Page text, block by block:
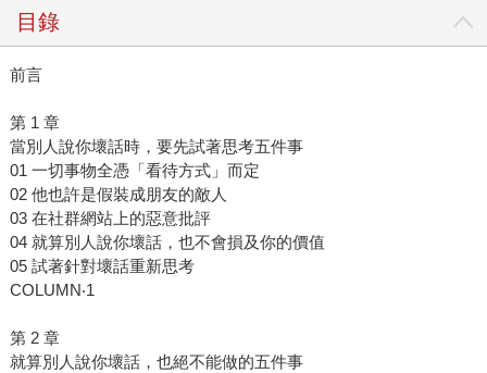
目錄
前言
第 1 章
當別人說你壞話時，要先試著思考五件事
01 一切事物全憑「看待方式」而定
02 他也許是假裝成朋友的敵人
03 在社群網站上的惡意批評
04 就算別人說你壞話，也不會損及你的價值
05 試著針對壞話重新思考
COLUMN‧1
第 2 章
就算別人說你壞話，也絕不能做的五件事